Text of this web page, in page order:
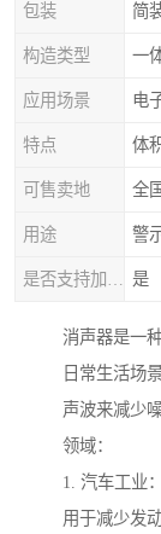
包装 简
构造类型 一
应用场景 电
特点 体
可售卖地 全
用途 警
是
消声器是一
日常生活场
声波来减少
领域：
1. 汽车工业
用于减少发